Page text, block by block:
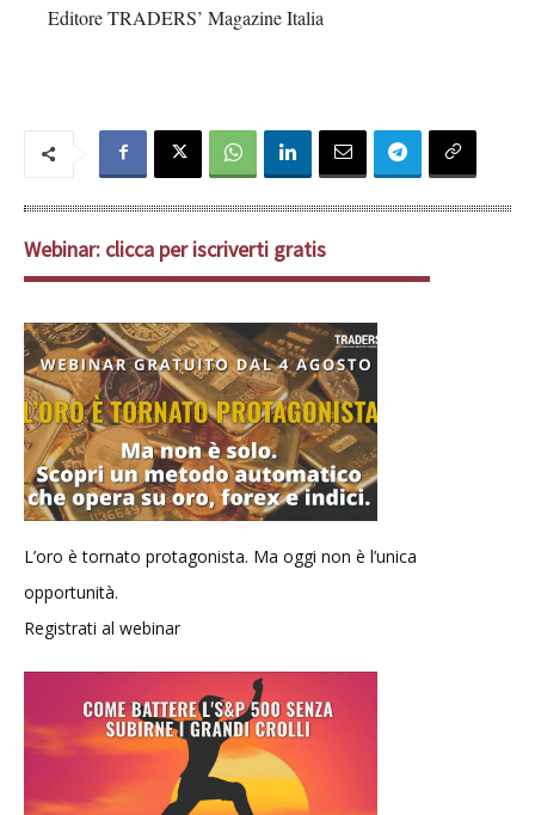
Editore TRADERS’ Magazine Italia
Webinar: clicca per iscriverti gratis
L’oro è tornato protagonista. Ma oggi non è l’unica
opportunità.
Registrati al webinar